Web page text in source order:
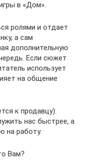
в «Дом».
ролями и отдает
а сам
дополнительную
Если сюжет
использует
на общение
к продавцу):
нас быстрее, а
на работу.
Вам?